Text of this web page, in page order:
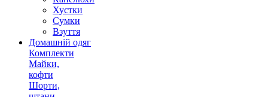
Хустки
Сумки
Взуття
Домашній одяг
Комплекти
Майки,
кофти
Шорти,